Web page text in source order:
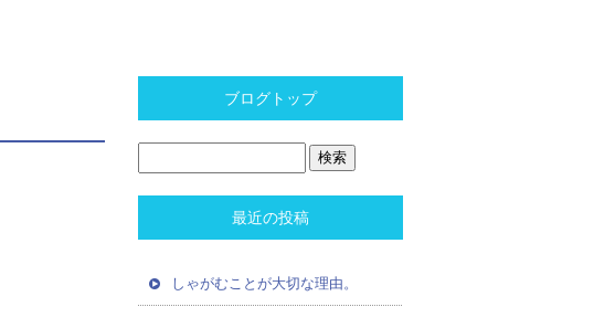
ブログトップ
最近の投稿
しゃがむことが大切な理由。